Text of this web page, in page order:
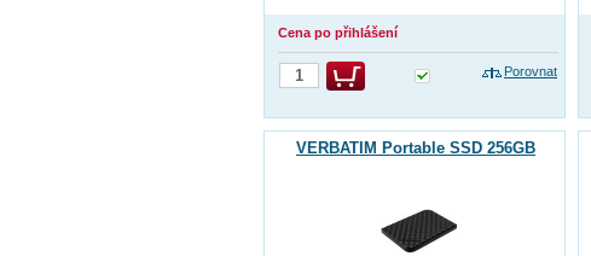
Cena po přihlášení
Porovnat
VERBATIM Portable SSD 256GB